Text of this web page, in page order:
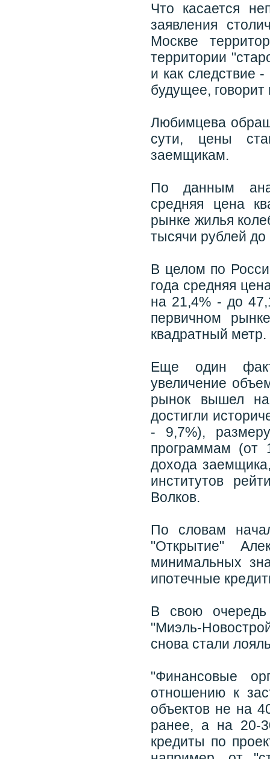
Что касается
заявления
Москве
территории
и как следствие
будущее,
Любимцева
сути, цены
заемщикам.
По данным
средняя цена
рынке жилья
тысячи рублей
В целом по
года средняя
на 21,4% - до
первичном
квадратный метр.
Еще один
увеличение
рынок вышел
достигли
- 9,7%),
программам (от
дохода
институтов
Волков.
По словам
"Открытие"
минимальных
ипотечные
В свою очередь
"Миэль-
снова стали
"Финансовые
отношению к
объектов не на
ранее, а на 20-
кредиты по